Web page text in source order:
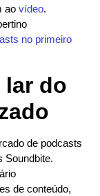
ao vídeo.
no primeiro
lar do
de podcasts
Soundbite.
de conteúdo,